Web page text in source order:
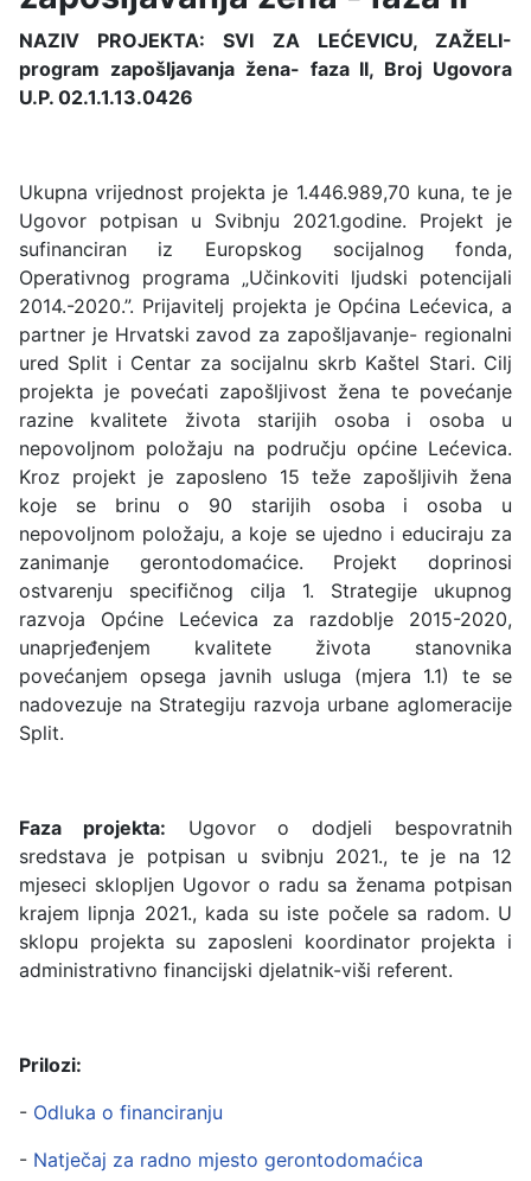
NAZIV PROJEKTA: SVI ZA LEĆEVICU, ZAŽELI-
program zapošljavanja žena- faza II, Broj Ugovora
U.P. 02.1.1.13.0426
Ukupna vrijednost projekta je 1.446.989,70 kuna, te je
Ugovor potpisan u Svibnju 2021.godine. Projekt je
sufinanciran iz Europskog socijalnog fonda,
Operativnog programa „Učinkoviti ljudski potencijali
2014.-2020.”. Prijavitelj projekta je Općina Lećevica, a
partner je Hrvatski zavod za zapošljavanje- regionalni
ured Split i Centar za socijalnu skrb Kaštel Stari. Cilj
projekta je povećati zapošljivost žena te povećanje
razine kvalitete života starijih osoba i osoba u
nepovoljnom položaju na području općine Lećevica.
Kroz projekt je zaposleno 15 teže zapošljivih žena
koje se brinu o 90 starijih osoba i osoba u
nepovoljnom položaju, a koje se ujedno i educiraju za
zanimanje gerontodomaćice. Projekt doprinosi
ostvarenju specifičnog cilja 1. Strategije ukupnog
razvoja Općine Lećevica za razdoblje 2015-2020,
unaprjeđenjem kvalitete života stanovnika
povećanjem opsega javnih usluga (mjera 1.1) te se
nadovezuje na Strategiju razvoja urbane aglomeracije
Split.
Faza projekta: Ugovor o dodjeli bespovratnih
sredstava je potpisan u svibnju 2021., te je na 12
mjeseci sklopljen Ugovor o radu sa ženama potpisan
krajem lipnja 2021., kada su iste počele sa radom. U
sklopu projekta su zaposleni koordinator projekta i
administrativno financijski djelatnik-viši referent.
Prilozi:
- Odluka o financiranju
- Natječaj za radno mjesto gerontodomaćica